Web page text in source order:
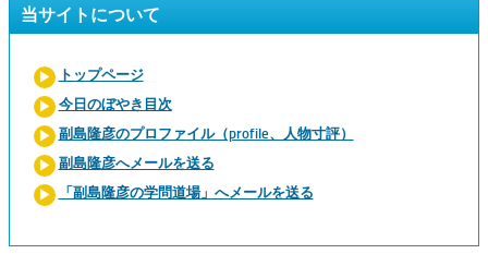
当サイトについて
トップページ
今日のぼやき目次
副島隆彦のプロファイル（profile、人物寸評）
副島隆彦へメールを送る
「副島隆彦の学問道場」へメールを送る